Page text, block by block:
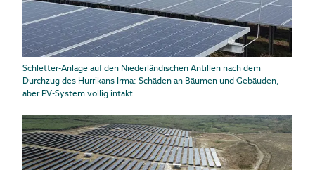
Schletter-Anlage auf den Niederländischen Antillen nach dem
Durchzug des Hurrikans Irma: Schäden an Bäumen und Gebäuden,
aber PV-System völlig intakt.